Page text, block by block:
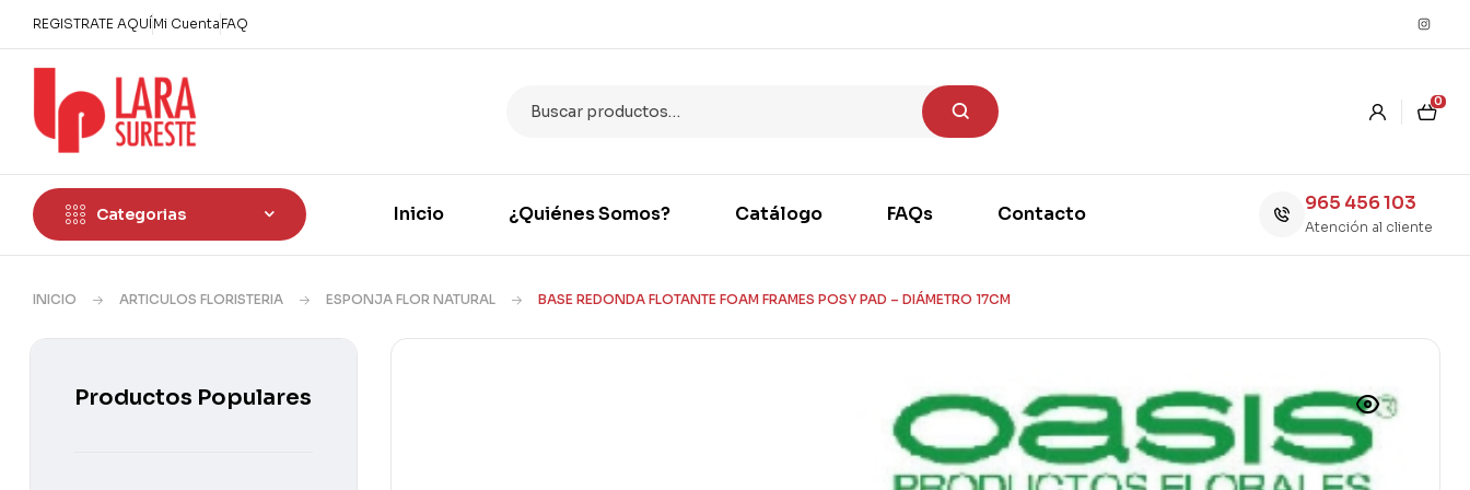
REGISTRATE AQUÍ Mi Cuenta FAQ
0
Categorias Inicio ¿Quiénes Somos? Catálogo FAQs Contacto 965 456 103
Atención al cliente
INICIO ARTICULOS FLORISTERIA ESPONJA FLOR NATURAL BASE REDONDA FLOTANTE FOAM FRAMES POSY PAD – DIÁMETRO 17CM
Productos Populares